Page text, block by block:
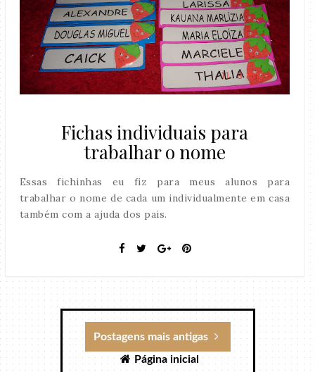
Fichas individuais para
trabalhar o nome
Essas fichinhas eu fiz para meus alunos para
trabalhar o nome de cada um individualmente em casa
também com a ajuda dos pais.
Postagens mais antigas
Página inicial